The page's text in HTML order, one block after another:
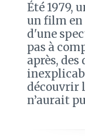
Été 1979,
un film en
d'une
pas à
après,
découvrir
n’aurait